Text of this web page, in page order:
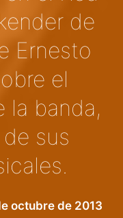
de
Ernesto
el
la banda,
sus
octubre de 2013